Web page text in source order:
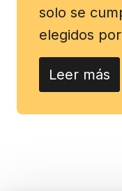
solo se
elegidos
Leer más